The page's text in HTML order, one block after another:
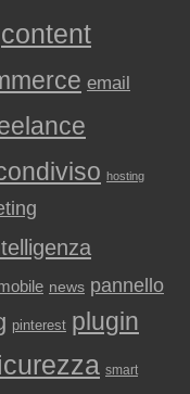
content
email
hosting
news pannello
pinterest plugin
smart